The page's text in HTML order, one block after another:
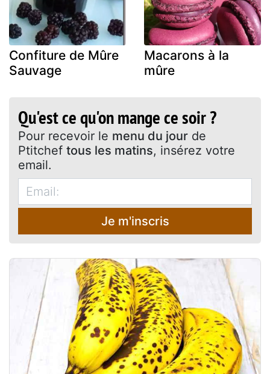
Confiture de Mûre
Sauvage
Macarons à la
mûre
Qu'est ce qu'on mange ce soir ?
Pour recevoir le menu du jour de
Ptitchef tous les matins, insérez votre
email.
Je m'inscris